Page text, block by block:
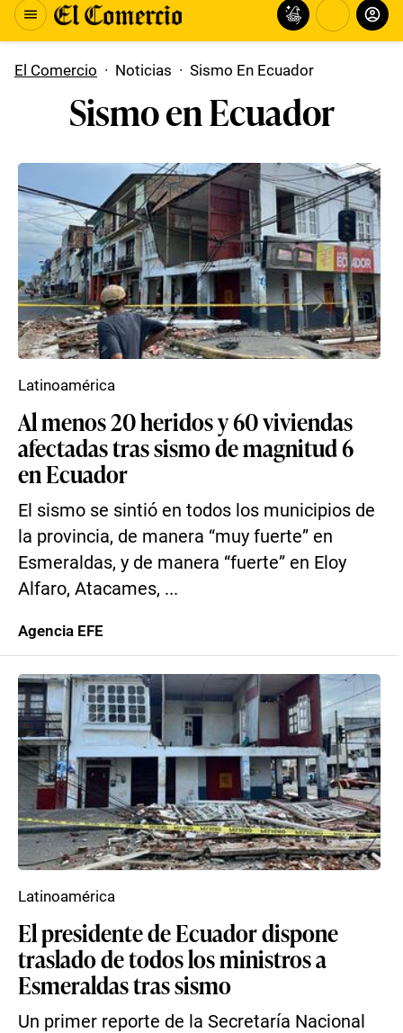
El Comercio · Noticias · Sismo En Ecuador
Sismo en Ecuador
Al menos 20 heridos y 60 viviendas
afectadas tras sismo de magnitud 6
en Ecuador
El sismo se sintió en todos los municipios de
la provincia, de manera “muy fuerte” en
Esmeraldas, y de manera “fuerte” en Eloy
Alfaro, Atacames, ...
Latinoamérica
Agencia EFE
El presidente de Ecuador dispone
traslado de todos los ministros a
Esmeraldas tras sismo
Un primer reporte de la Secretaría Nacional
Latinoamérica